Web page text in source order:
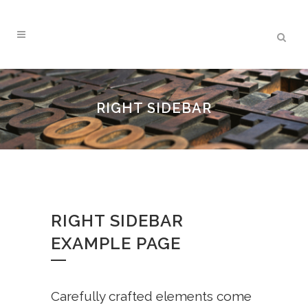
RIGHT SIDEBAR
RIGHT SIDEBAR
EXAMPLE PAGE
Carefully crafted elements come